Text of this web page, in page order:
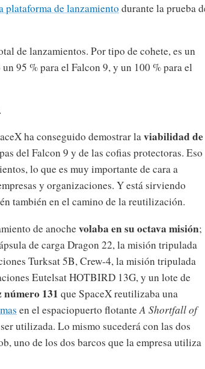
plataforma de lanzamiento durante la prueba
de lanzamientos. Por tipo de cohete, es un
95 % para el Falcon 9, y un 100 % para el
ha conseguido demostrar laviabilidad de
del Falcon 9 y de las cofias protectoras. Eso
lo que es muy importante de cara a
y organizaciones. Y está sirviendo
también en el camino de la reutilización.
de anochevolaba en su octava misión;
de carga Dragon 22, la misión tripulada
Turksat 5B, Crew-4, la misión tripulada
Eutelsat HOTBIRD 13G, y un lote de
número 131 que SpaceX reutilizaba una
en el espaciopuerto flotanteA Shortfall of
utilizada. Lo mismo sucederá con las dos
uno de los dos barcos que la empresa utiliza